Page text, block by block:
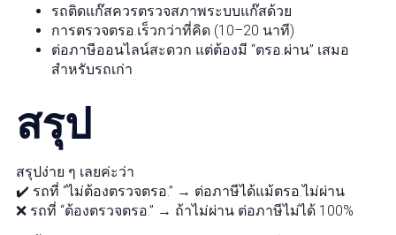
รถติดแก๊สควรตรวจสภาพระบบแก๊สด้วย
การตรวจตรอ.เร็วกว่าที่คิด (10–20 นาที)
ต่อภาษีออนไลน์สะดวก แต่ต้องมี “ตรอ.ผ่าน” เสมอ
สำหรับรถเก่า
สรุป
สรุปง่าย ๆ เลยค่ะว่า
✔️ รถที่ “ไม่ต้องตรวจตรอ.” → ต่อภาษีได้แม้ตรอ.ไม่ผ่าน
❌ รถที่ “ต้องตรวจตรอ.” → ถ้าไม่ผ่าน ต่อภาษีไม่ได้ 100%